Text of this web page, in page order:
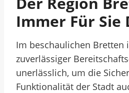
Immer Für Sie
Im beschaulichen Bretten
zuverlässiger
unerlässlich, um die
Funktionalität der Stadt